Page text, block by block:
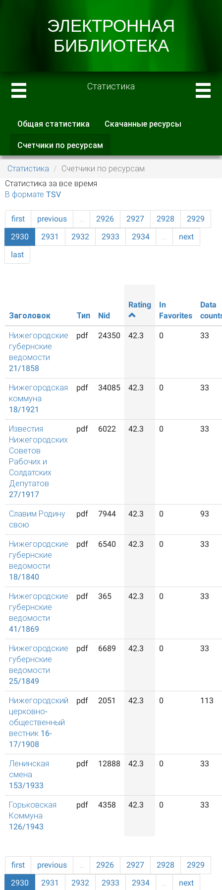
Статистика
Главные вкладки
Общая статистика Скачанные ресурсы
Счетчики по ресурсам
вкладка)
Статистика
Счетчики по ресурсам
Статистика за все время
В формате TSV
first previous … 2926 2927 2928
2929
2930
2931 2932 2933 2934 …
next
last
Заголовок Тип Nid
Rating
In
Favorites
Data
Нижегородские
губернские
ведомости
21/1858
pdf 24350 42.3 0 33
Нижегородская
коммуна
18/1921
pdf 34085 42.3 0 33
Известия
Нижегородских
Советов
Рабочих и
Солдатских
Депутатов
27/1917
pdf 6022 42.3 0 33
Славим Родину
свою
pdf 7944 42.3 0 93
Нижегородские
губернские
ведомости
18/1840
pdf 6540 42.3 0 33
Нижегородские
губернские
ведомости
41/1869
pdf 365 42.3 0 33
Нижегородские
губернские
ведомости
25/1849
pdf 6689 42.3 0 33
Нижегородский
церковно-
общественный
вестник 16-
17/1908
pdf 2051 42.3 0 113
Ленинская
смена
153/1933
pdf 12888 42.3 0 33
Горьковская
Коммуна
126/1943
pdf 4358 42.3 0 33
first previous … 2926 2927 2928
2929
2930
2931 2932 2933 2934 … next